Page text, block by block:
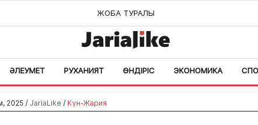
ЖОБА ТУРАЛЫ
ӘЛЕУМЕТ РУХАНИЯТ ӨНДІРІС ЭКОНОМИКА
2025 / JariaLike / Күн-Жария